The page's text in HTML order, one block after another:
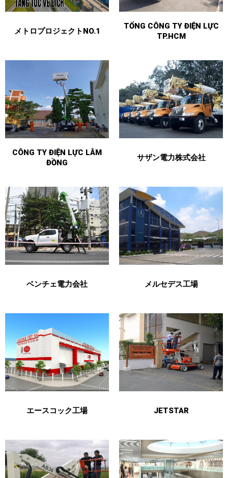
メトロプロジェクトNO.1
TỔNG CÔNG TY ĐIỆN LỰC
TP.HCM
CÔNG TY ĐIỆN LỰC LÂM
ĐỒNG
サザン電力株式会社
ベンチェ電力会社 メルセデス工場
エースコック工場 JETSTAR